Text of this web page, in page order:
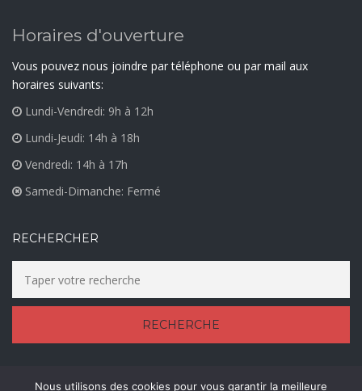
Horaires d'ouverture
Vous pouvez nous joindre par téléphone ou par mail aux
horaires suivants:
Lundi-Vendredi: 9h à 12h
Lundi-Jeudi: 14h à 18h
Vendredi: 14h à 17h
Samedi-Dimanche: Fermé
RECHERCHER
Nous utilisons des cookies pour vous garantir la meilleure